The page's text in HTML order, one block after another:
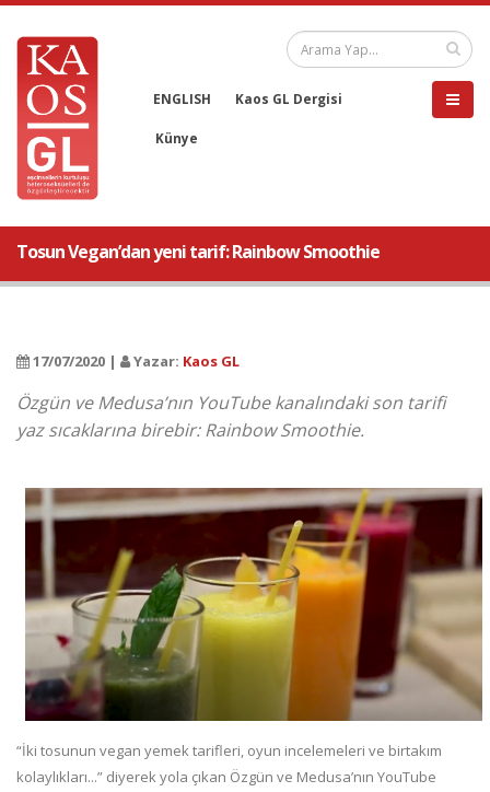
ENGLISH Kaos GL Dergisi
Künye
Tosun Vegan’dan yeni tarif: Rainbow Smoothie
17/07/2020 | Yazar: Kaos GL
Özgün ve Medusa’nın YouTube kanalındaki son tarifi
yaz sıcaklarına birebir: Rainbow Smoothie.
“İki tosunun vegan yemek tarifleri, oyun incelemeleri ve birtakım
kolaylıkları...” diyerek yola çıkan Özgün ve Medusa’nın YouTube